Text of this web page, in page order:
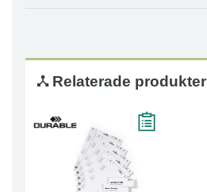
Relaterade produkter